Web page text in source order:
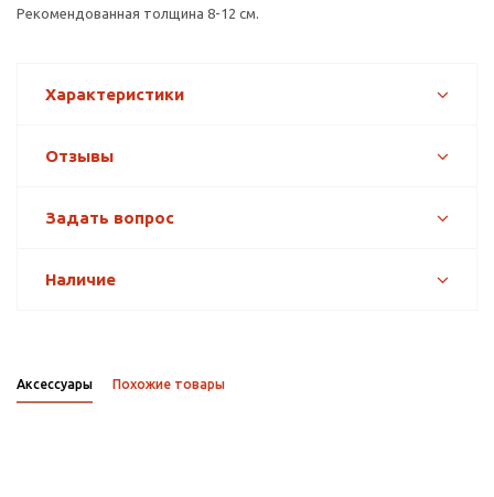
Рекомендованная толщина 8-12 см.
Характеристики
Отзывы
Задать вопрос
Наличие
Аксессуары Похожие товары